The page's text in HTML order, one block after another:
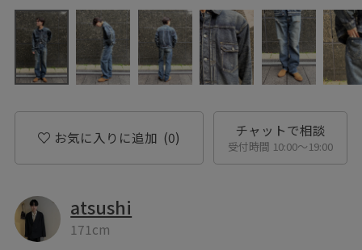
お気に入りに追加 (0) チャットで相談
受付時間 10:00〜19:00
atsushi
171cm